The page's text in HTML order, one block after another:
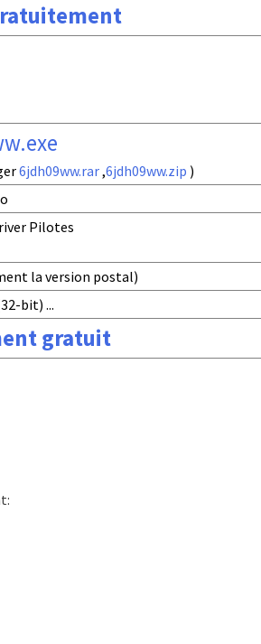
6jdh09ww.rar,6jdh09ww.zip )
Pilotes
la version postal)
bit) ...
gratuit